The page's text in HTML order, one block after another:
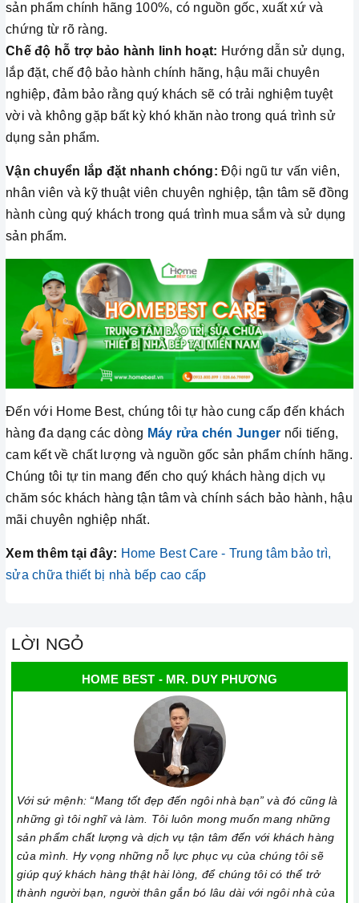
sản phẩm chính hãng 100%, có nguồn gốc, xuất xứ và
chứng từ rõ ràng.
Chế độ hỗ trợ bảo hành linh hoạt: Hướng dẫn sử dụng,
lắp đặt, chế độ bảo hành chính hãng, hậu mãi chuyên
nghiệp, đảm bảo rằng quý khách sẽ có trải nghiệm tuyệt
vời và không gặp bất kỳ khó khăn nào trong quá trình sử
dụng sản phẩm.
Vận chuyển lắp đặt nhanh chóng: Đội ngũ tư vấn viên,
nhân viên và kỹ thuật viên chuyên nghiệp, tận tâm sẽ đồng
hành cùng quý khách trong quá trình mua sắm và sử dụng
sản phẩm.
Đến với Home Best, chúng tôi tự hào cung cấp đến khách
hàng đa dạng các dòng Máy rửa chén Junger nổi tiếng,
cam kết về chất lượng và nguồn gốc sản phẩm chính hãng.
Chúng tôi tự tin mang đến cho quý khách hàng dịch vụ
chăm sóc khách hàng tận tâm và chính sách bảo hành, hậu
mãi chuyên nghiệp nhất.
Xem thêm tại đây: Home Best Care - Trung tâm bảo trì,
sửa chữa thiết bị nhà bếp cao cấp
LỜI NGỎ
HOME BEST - MR. DUY PHƯƠNG
Với sứ mệnh: “Mang tốt đẹp đến ngôi nhà bạn” và đó cũng là
những gì tôi nghĩ và làm. Tôi luôn mong muốn mang những
sản phẩm chất lượng và dịch vụ tận tâm đến với khách hàng
của mình. Hy vọng những nỗ lực phục vụ của chúng tôi sẽ
giúp quý khách hàng thật hài lòng, để chúng tôi có thể trở
thành người bạn, người thân gắn bó lâu dài với ngôi nhà của